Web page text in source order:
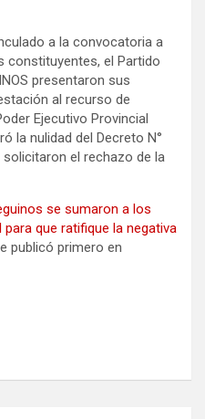
a la convocatoria a
constituyentes, el Partido
presentaron sus
al recurso de
Ejecutivo Provincial
la nulidad del Decreto N°
el rechazo de la
se sumaron a los
que ratifique la negativa
publicó primero en